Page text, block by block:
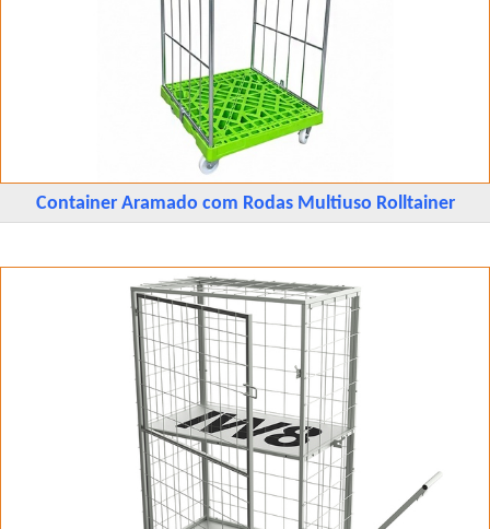
Container Aramado com Rodas Multiuso Rolltainer